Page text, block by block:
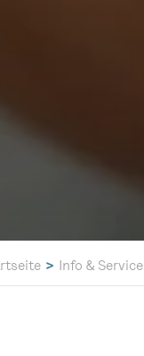
Info & Service